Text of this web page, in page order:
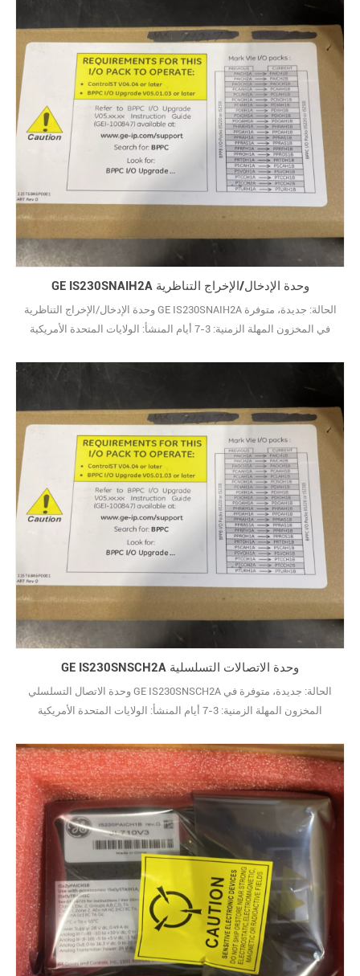
GE IS230SNAIH2A وحدة الإدخال/الإخراج التناظرية
وحدة الإدخال/الإخراج التناظرية GE IS230SNAIH2A الحالة: جديدة، متوفرة
في المخزون المهلة الزمنية: 3-7 أيام المنشأ: الولايات المتحدة الأمريكية
GE IS230SNSCH2A وحدة الاتصالات التسلسلية
وحدة الاتصال التسلسلي GE IS230SNSCH2A الحالة: جديدة، متوفرة في
المخزون المهلة الزمنية: 3-7 أيام المنشأ: الولايات المتحدة الأمريكية